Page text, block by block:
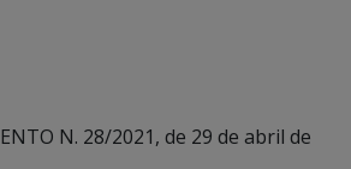
N. 28/2021, de 29 de abril de